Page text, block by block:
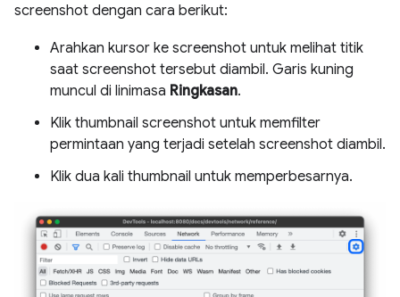
screenshot dengan cara berikut:
Arahkan kursor ke screenshot untuk melihat titik
saat screenshot tersebut diambil. Garis kuning
muncul di linimasa Ringkasan.
Klik thumbnail screenshot untuk memfilter
permintaan yang terjadi setelah screenshot diambil.
Klik dua kali thumbnail untuk memperbesarnya.